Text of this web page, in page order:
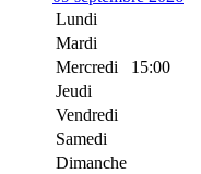
Lundi
Mardi
Mercredi
15:00
Jeudi
Vendredi
Samedi
Dimanche